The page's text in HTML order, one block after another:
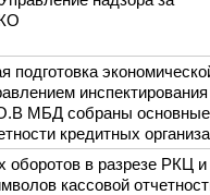
подготовка
инспектирования
МБД собраны
кредитных
оборотов в разрезе РКЦ
кассовой